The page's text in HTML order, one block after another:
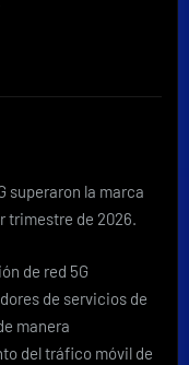
superaron la marca
trimestre de 2026.
de red 5G
de servicios de
manera
del tráfico móvil de